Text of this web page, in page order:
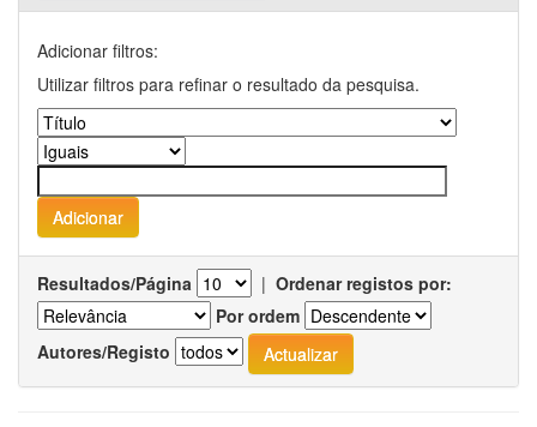
Adicionar filtros:
Utilizar filtros para refinar o resultado da pesquisa.
Resultados/Página | Ordenar registos por:
Por ordem
Autores/Registo